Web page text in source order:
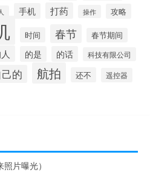
手机 打药 操作 攻略
时间 春节 春节期间
的是 的话 科技有限公司
的 航拍 还不 遥控器
片曝光）